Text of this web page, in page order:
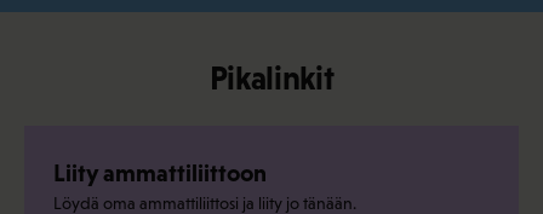
Pikalinkit
Liity ammattiliittoon
Löydä oma ammattiliittosi ja liity jo tänään.